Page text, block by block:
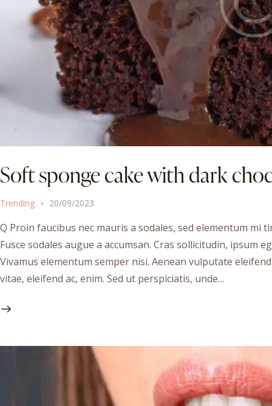
Soft sponge cake with dark
Trending 20/09/2023
Q Proin faucibus nec mauris a sodales, sed elementum mi
Fusce sodales augue a accumsan. Cras sollicitudin, ipsum
Vivamus elementum semper nisi. Aenean vulputate
vitae, eleifend ac, enim. Sed ut perspiciatis, unde…